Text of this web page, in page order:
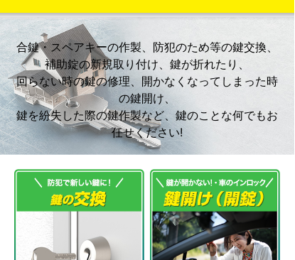
合鍵・スペアキーの作製、防犯のため等の鍵交換、
補助錠の新規取り付け、鍵が折れたり、
回らない時の鍵の修理、開かなくなってしまった時
の鍵開け、
鍵を紛失した際の鍵作製など、鍵のことな何でもお
任せください!